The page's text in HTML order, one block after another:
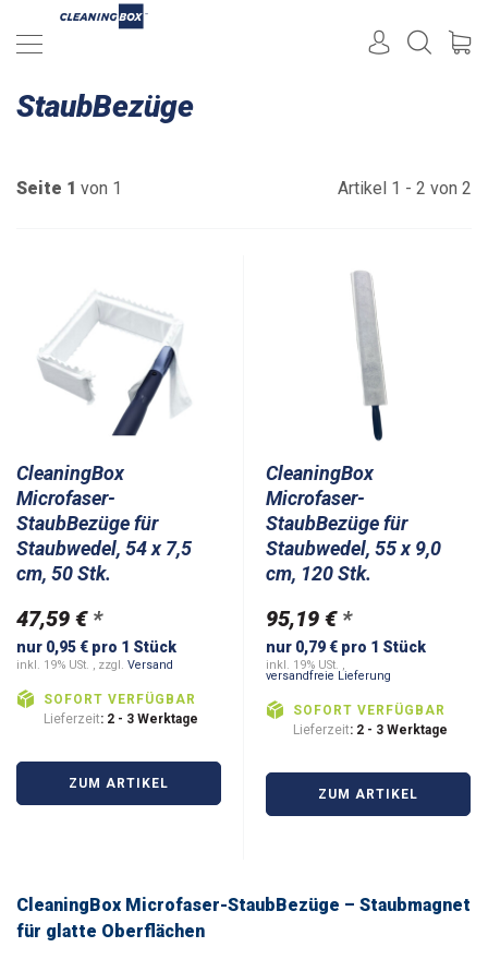
StaubBezüge
Seite 1 von 1 Artikel 1 - 2 von 2
CleaningBox
Microfaser-
StaubBezüge für
Staubwedel, 54 x 7,5
cm, 50 Stk.
47,59 € *
nur 0,95 € pro 1 Stück
inkl. 19% USt. , zzgl. Versand
SOFORT VERFÜGBAR
Lieferzeit: 2 - 3 Werktage
ZUM ARTIKEL
CleaningBox
Microfaser-
StaubBezüge für
Staubwedel, 55 x 9,0
cm, 120 Stk.
95,19 € *
nur 0,79 € pro 1 Stück
inkl. 19% USt. ,
versandfreie Lieferung
SOFORT VERFÜGBAR
Lieferzeit: 2 - 3 Werktage
ZUM ARTIKEL
CleaningBox Microfaser-StaubBezüge – Staubmagnet
für glatte Oberflächen